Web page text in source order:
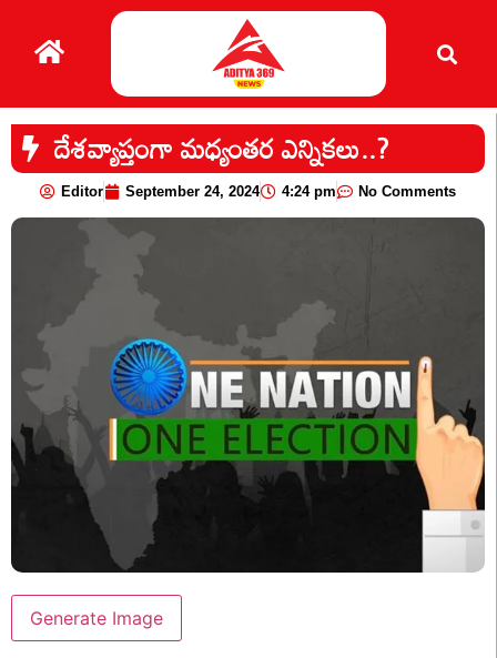
దేశవ్యాప్తంగా మధ్యంతర ఎన్నికలు..?
Editor September 24, 2024 4:24 pm No Comments
Generate Image